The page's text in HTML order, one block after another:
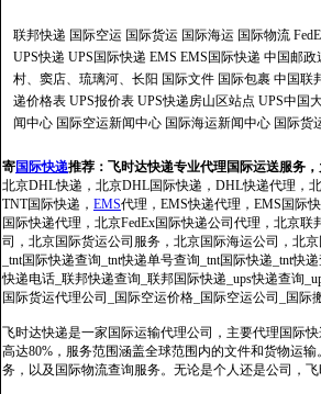
联邦快递 国际空运 国际货运 国际海运 国际物流
UPS快递 UPS国际快递 EMS EMS国际快递 中国邮政
村、窦店、琉璃河、长阳 国际文件 国际包裹 中国联
递价格表 UPS报价表 UPS快递房山区站点 UPS中国
闻中心 国际空运新闻中心 国际海运新闻中心 国际货
寄国际快递推荐： 飞时达快递专业代理国际运送服务
北京DHL快递，北京DHL国际快递，DHL快递代理，
TNT国际快递， EMS代理，EMS快递代理，EMS国际
国际快递代理，北京FedEx国际快递公司代理，北京
司，北京国际货运公司服务，北京国际海运公司，北
_tnt国际快递查询_tnt快递单号查询_tnt国际快递_tnt快
快递电话_联邦快递查询_联邦国际快递_ups快递查询
国际货运代理公司_国际空运价格_国际空运公司_国
飞时达快递是一家国际运输代理公司，主要代理国际
高达80%，服务范围涵盖全球范围内的文件和货物运
务，以及国际物流查询服务。无论是个人还是公司，